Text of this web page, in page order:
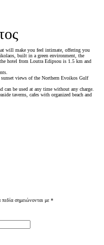
will make you feel intimate, offering you
built in a green environment, the
hotel from Loutra Edipsou is 1.5 km and
views of the Northern Evoikos Gulf
can be used at any time without any charge.
taverns, cafes with organized beach and
σημειώνονται με *